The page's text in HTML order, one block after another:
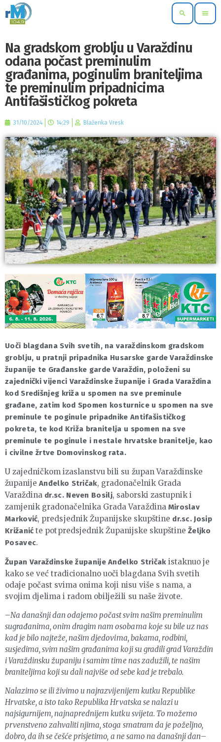
search menu
Na gradskom groblju u Varaždinu
odana počast preminulim
građanima, poginulim braniteljima
te preminulim pripadnicima
Antifašističkog pokreta
31/10/2024 14:29 Blaženka Vresk
Uoči blagdana Svih svetih, na varaždinskom gradskom
groblju, u pratnji pripadnika Husarske garde Varaždinske
županije te Građanske garde Varaždin, položeni su
zajednički vijenci Varaždinske županije i Grada Varaždina
kod Središnjeg križa u spomen na sve preminule
građane, zatim kod Spomen kosturnice u spomen na sve
preminule te poginule pripadnike Antifašističkog
pokreta, te kod Križa branitelja u spomen na sve
preminule te poginule i nestale hrvatske branitelje, kao
i civilne žrtve Domovinskog rata.
U zajedničkom izaslanstvu bili su župan Varaždinske
županijeAnđelko Stričak, gradonačelnik Grada
Varaždina dr.sc. Neven Bosilj, saborski zastupnik i
zamjenik gradonačelnika Grada Varaždina Miroslav
Marković, predsjednik Županijske skupštine dr.sc. Josip
Križanić te potpredsjednik Županijske skupštineŽeljko
Posavec.
Župan Varaždinske županije Anđelko Stričak istaknuo je
kako se već tradicionalno uoči blagdana Svih svetih
odaje počast svima onima koji nisu više s nama, a
svojim djelima i radom obilježili su naše živote.
–Na današnji dan odajemo počast svim našim preminulim
sugrađanima, onim dragim nam osobama koje su bile uz nas
kad je bilo najteže, našim djedovima, bakama, rodbini,
susjedima, svim našim građanima koji su gradili grad Varaždin
i Varaždinsku županiju i samim time nas zadužili, te našim
braniteljima koji su dali najviše od sebe kad je trebalo.
Nalazimo se ili živimo u najrazvijenijem kutku Republike
Hrvatske, a isto tako Republika Hrvatska se nalazi u
najsigurnijem, najnaprednijem kutku svijeta. To možemo
prvenstveno zahvaliti njima, stoga smatram da je poželjno,
dobro, da ih se češće prisjetimo, a ne samo na današnji dan–